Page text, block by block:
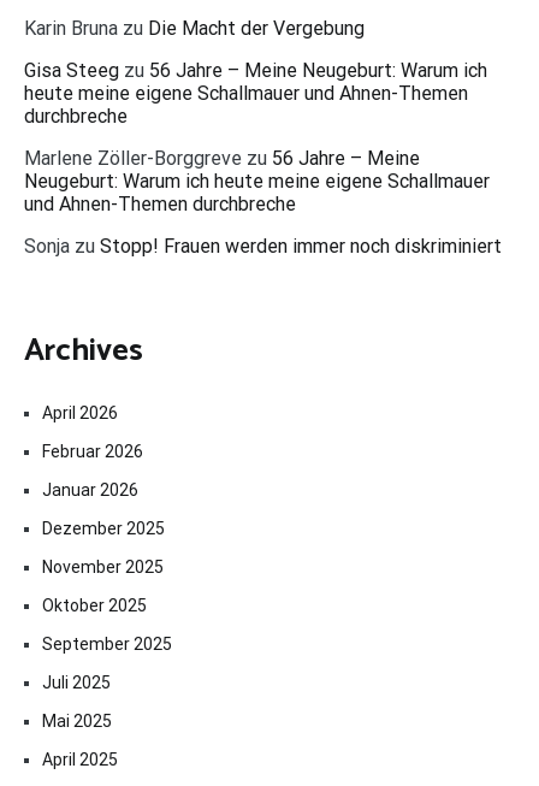
Karin Bruna zu Die Macht der Vergebung
Gisa Steeg zu 56 Jahre – Meine Neugeburt: Warum ich
heute meine eigene Schallmauer und Ahnen-Themen
durchbreche
Marlene Zöller-Borggreve zu 56 Jahre – Meine
Neugeburt: Warum ich heute meine eigene Schallmauer
und Ahnen-Themen durchbreche
Sonja zu Stopp! Frauen werden immer noch diskriminiert
Archives
April 2026
Februar 2026
Januar 2026
Dezember 2025
November 2025
Oktober 2025
September 2025
Juli 2025
Mai 2025
April 2025